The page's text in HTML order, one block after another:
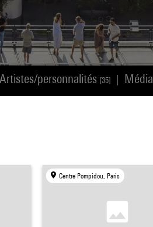
Artistes/personnalités [35] Média
Centre Pompidou, Paris